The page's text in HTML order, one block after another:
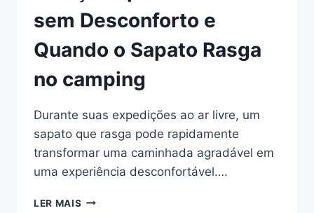
sem Desconforto e
Quando o Sapato Rasga
no camping
Durante suas expedições ao ar livre, um
sapato que rasga pode rapidamente
transformar uma caminhada agradável em
uma experiência desconfortável….
LER MAIS SOLUÇÕES